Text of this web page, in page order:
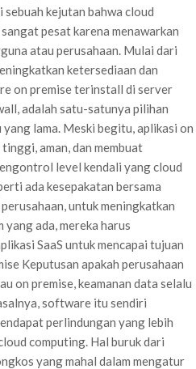
kejutan bahwa cloud
pesat karena menawarkan
atau perusahaan. Mulai dari
ketersediaan dan
on premise terinstall di server
adalah satu-satunya pilihan
lama. Meski begitu, aplikasi on
aman, dan membuat
level kendali yang cloud
ada kesepakatan bersama
untuk meningkatkan
ada, mereka harus
SaaS untuk mencapai tujuan
Keputusan apakah perusahaan
on premise, keamanan data selalu
software itu sendiri
perlindungan yang lebih
computing. Hal buruk dari
yang mahal dalam mengatur